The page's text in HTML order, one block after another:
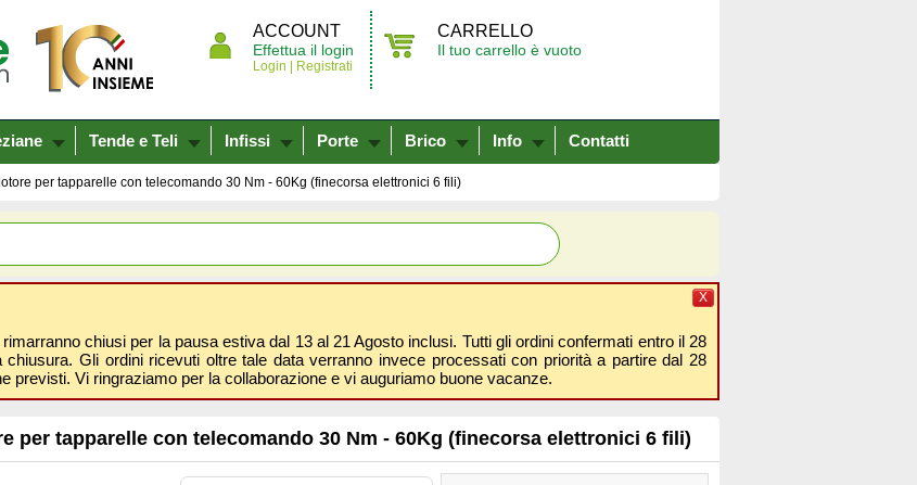
ACCOUNT
Effettua il login
Login | Registrati
CARRELLO
Il tuo carrello è vuoto
Tende e Teli Infissi Porte Brico Info Contatti
per tapparelle con telecomando 30 Nm - 60Kg (finecorsa elettronici 6 fili)
chiusi per la pausa estiva dal 13 al 21 Agosto inclusi. Tutti gli ordini confermati entro il 28
Gli ordini ricevuti oltre tale data verranno invece processati con priorità a partire dal 28
previsti. Vi ringraziamo per la collaborazione e vi auguriamo buone vacanze.
X
per tapparelle con telecomando 30 Nm - 60Kg (finecorsa elettronici 6 fili)